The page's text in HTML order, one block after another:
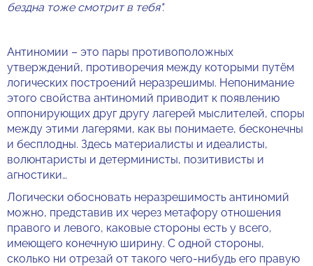
бездна тоже смотрит в тебя".
Антиномии – это пары противоположных
утверждений, противоречия между которыми путём
логических построений неразрешимы. Непонимание
этого свойства антиномий приводит к появлению
оппонирующих друг другу лагерей мыслителей, споры
между этими лагерями, как вы понимаете, бесконечны
и бесплодны. Здесь материалисты и идеалисты,
волюнтаристы и детерминисты, позитивисты и
агностики…
Логически обосновать неразрешимость антиномий
можно, представив их через метафору отношения
правого и левого, каковые стороны есть у всего,
имеющего конечную ширину. С одной стороны,
сколько ни отрезай от такого чего-нибудь его правую